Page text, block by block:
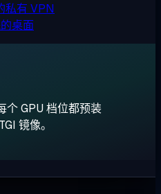
私有 VPN
桌面
个 GPU 档位都预装
镜像。